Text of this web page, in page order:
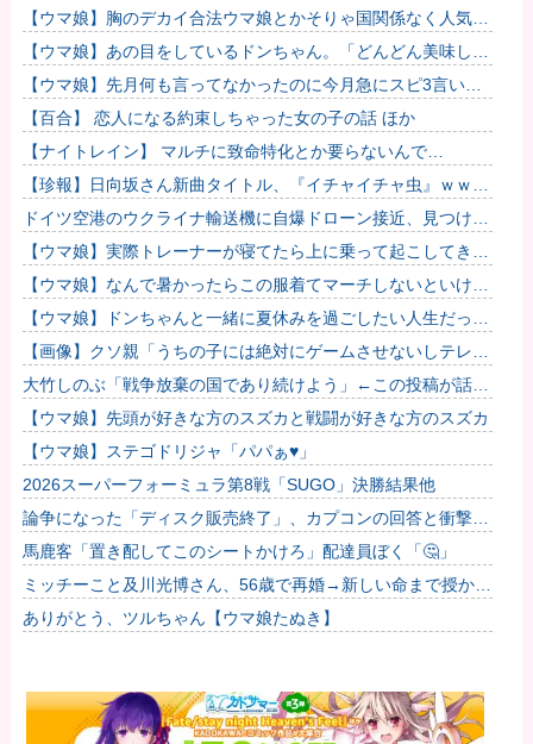
殺到、なんかヒーロー番組の最終回を見ているような気分
に……
【ウマ娘】胸のデカイ合法ウマ娘とかそりゃ国関係なく人気出
るわな
【ウマ娘】あの目をしているドンちゃん。「どんどん美味しく
実る…♡」
【ウマ娘】先月何も言ってなかったのに今月急にスピ3言い出
したのが怪しいよな。
【百合】 恋人になる約束しちゃった女の子の話 ほか
【ナイトレイン】 マルチに致命特化とか要らないんで…
【珍報】日向坂さん新曲タイトル、『イチャイチャ虫』ｗｗｗ
★2
ドイツ空港のウクライナ輸送機に自爆ドローン接近、見つけた
空港職員が蹴り落とす…高性能プラスチック爆弾搭載！
【ウマ娘】実際トレーナーが寝てたら上に乗って起こしてきそ
うなウマ娘
【ウマ娘】なんで暑かったらこの服着てマーチしないといけな
いんだよぉ…
【ウマ娘】ドンちゃんと一緒に夏休みを過ごしたい人生だっ
た…
【画像】クソ親「うちの子には絶対にゲームさせないしテレビ
も見させない！！！！！」
大竹しのぶ「戦争放棄の国であり続けよう」←この投稿が話題
に【ウマ娘】先頭が好きな方のスズカと戦闘が好きな方のスズカ
【ウマ娘】ステゴドリジャ「パパぁ♥」
2026スーパーフォーミュラ第8戦「SUGO」決勝結果他
論争になった「ディスク販売終了」、カプコンの回答と衝撃の
詳細がコチラ・・・「え？ウチはデジタルが9割なんで特に影
響ないっ...
馬鹿客「置き配してこのシートかけろ」配達員ぼく「🤔」
ミッチーこと及川光博さん、56歳で再婚→新しい命まで授かる
ｗｗｗｗｗ
ありがとう、ツルちゃん【ウマ娘たぬき】